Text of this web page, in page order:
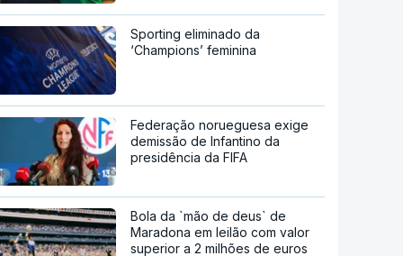
Sporting eliminado da
‘Champions’ feminina
Federação norueguesa exige
demissão de Infantino da
presidência da FIFA
Bola da `mão de deus` de
Maradona em leilão com valor
superior a 2 milhões de euros